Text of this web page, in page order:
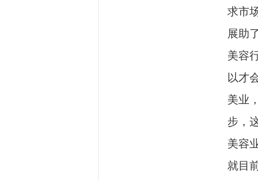
求市
展助
美容
以才
美业
步，
美容
就目